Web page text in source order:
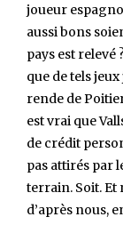
joueur
aussi bons
pays est relevé
que de tels
rende de
est vrai que
de crédit
pas attirés par
terrain. Soit. Et
d’après nous,